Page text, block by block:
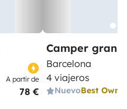
A partir de
78 €
Camper gran
Barcelona
4 viajeros
NuevoBest